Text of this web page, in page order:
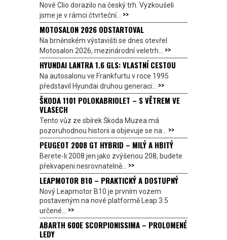
Nové Clio dorazilo na český trh. Vyzkoušeli
jsme je v rámci čtvrteční... >>
MOTOSALON 2026 ODSTARTOVAL
Na brněnském výstavišti se dnes otevřel
Motosalon 2026, mezinárodní veletrh... >>
HYUNDAI LANTRA 1.6 GLS: VLASTNÍ CESTOU
Na autosalonu ve Frankfurtu v roce 1995
představil Hyundai druhou generaci... >>
ŠKODA 1101 POLOKABRIOLET – S VĚTREM VE
VLASECH
Tento vůz ze sbírek Škoda Muzea má
pozoruhodnou historii a objevuje se na... >>
PEUGEOT 2008 GT HYBRID – MILÝ A HBITÝ
Berete-li 2008 jen jako zvýšenou 208, budete
překvapeni nesrovnatelně... >>
LEAPMOTOR B10 – PRAKTICKÝ A DOSTUPNÝ
Nový Leapmotor B10 je prvním vozem
postaveným na nové platformě Leap 3.5
určené... >>
ABARTH 600E SCORPIONISSIMA – PROLOMENÉ
LEDY